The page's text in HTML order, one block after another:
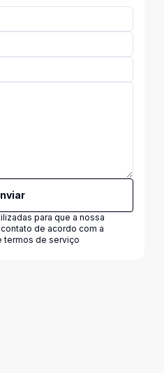
para que a nossa
de acordo com a
termos de serviço